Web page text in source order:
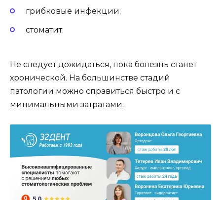
грибковые инфекции;
стоматит.
Не следует дожидаться, пока болезнь станет
хронической. На большинстве стадий
патологии можно справиться быстро и с
минимальными затратами.